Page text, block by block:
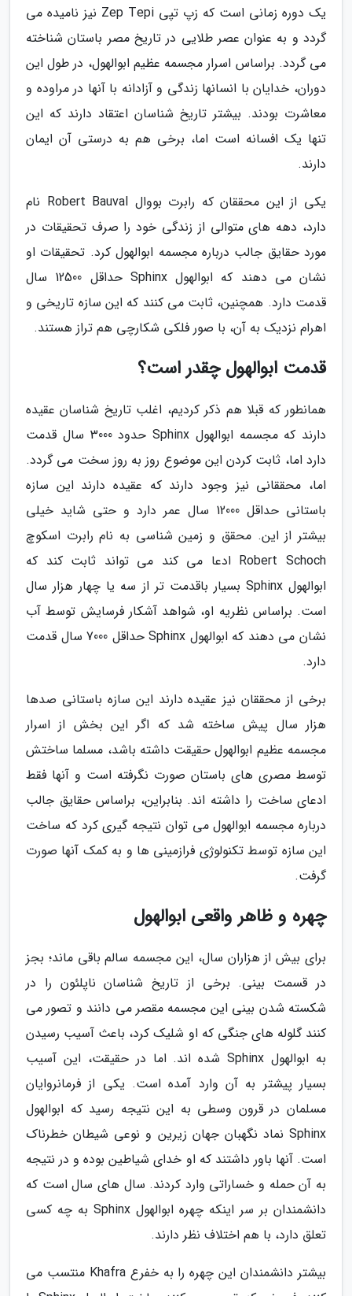
یک دوره زمانی است که زپ تپی Zep Tepi نیز نامیده می
گردد و به عنوان عصر طلایی در تاریخ مصر باستان شناخته
می گردد. براساس اسرار مجسمه عظیم ابوالهول، در طول این
دوران، خدایان با انسانها زندگی و آزادانه با آنها در مراوده و
معاشرت بودند. بیشتر تاریخ شناسان اعتقاد دارند که این
تنها یک افسانه است اما، برخی هم به درستی آن ایمان
دارند.
یکی از این محققان که رابرت بووال Robert Bauval نام
دارد، دهه های متوالی از زندگی خود را صرف تحقیقات در
مورد حقایق جالب درباره مجسمه ابوالهول کرد. تحقیقات او
نشان می دهند که ابوالهول Sphinx حداقل 12500 سال
قدمت دارد. همچنین، ثابت می کنند که این سازه تاریخی و
اهرام نزدیک به آن، با صور فلکی شکارچی هم تراز هستند.
قدمت ابوالهول چقدر است؟
همانطور که قبلا هم ذکر کردیم، اغلب تاریخ شناسان عقیده
دارند که مجسمه ابوالهول Sphinx حدود 3000 سال قدمت
دارد اما، ثابت کردن این موضوع روز به روز سخت می گردد.
اما، محققانی نیز وجود دارند که عقیده دارند این سازه
باستانی حداقل 12000 سال عمر دارد و حتی شاید خیلی
بیشتر از این. محقق و زمین شناسی به نام رابرت اسکوچ
Robert Schoch ادعا می کند می تواند ثابت کند که
ابوالهول Sphinx بسیار باقدمت تر از سه یا چهار هزار سال
است. براساس نظریه او، شواهد آشکار فرسایش توسط آب
نشان می دهند که ابوالهول Sphinx حداقل 7000 سال قدمت
دارد.
برخی از محققان نیز عقیده دارند این سازه باستانی صدها
هزار سال پیش ساخته شد که اگر این بخش از اسرار
مجسمه عظیم ابوالهول حقیقت داشته باشد، مسلما ساختش
توسط مصری های باستان صورت نگرفته است و آنها فقط
ادعای ساخت را داشته اند. بنابراین، براساس حقایق جالب
درباره مجسمه ابوالهول می توان نتیجه گیری کرد که ساخت
این سازه توسط تکنولوژی فرازمینی ها و به کمک آنها صورت
گرفت.
چهره و ظاهر واقعی ابوالهول
برای بیش از هزاران سال، این مجسمه سالم باقی ماند؛ بجز
در قسمت بینی. برخی از تاریخ شناسان ناپلئون را در
شکسته شدن بینی این مجسمه مقصر می دانند و تصور می
کنند گلوله های جنگی که او شلیک کرد، باعث آسیب رسیدن
به ابوالهول Sphinx شده اند. اما در حقیقت، این آسیب
بسیار پیشتر به آن وارد آمده است. یکی از فرمانروایان
مسلمان در قرون وسطی به این نتیجه رسید که ابوالهول
Sphinx نماد نگهبان جهان زیرین و نوعی شیطان خطرناک
است. آنها باور داشتند که او خدای شیاطین بوده و در نتیجه
به آن حمله و خساراتی وارد کردند. سال های سال است که
دانشمندان بر سر اینکه چهره ابوالهول Sphinx به چه کسی
تعلق دارد، با هم اختلاف نظر دارند.
بیشتر دانشمندان این چهره را به خفرع Khafra منتسب می